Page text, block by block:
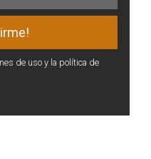
de uso y la política de